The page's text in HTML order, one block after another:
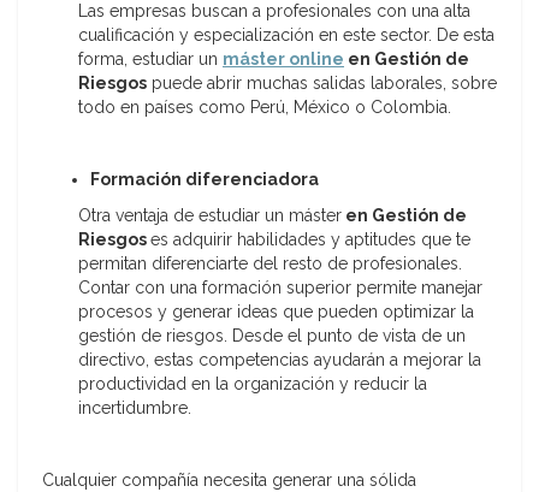
Las empresas buscan a profesionales con una alta
cualificación y especialización en este sector. De esta
forma, estudiar un máster online en Gestión de
Riesgos puede abrir muchas salidas laborales, sobre
todo en países como Perú, México o Colombia.
Formación diferenciadora
Otra ventaja de estudiar un máster en Gestión de
Riesgoses adquirir habilidades y aptitudes que te
permitan diferenciarte del resto de profesionales.
Contar con una formación superior permite manejar
procesos y generar ideas que pueden optimizar la
gestión de riesgos. Desde el punto de vista de un
directivo, estas competencias ayudarán a mejorar la
productividad en la organización y reducir la
incertidumbre.
Cualquier compañía necesita generar una sólida